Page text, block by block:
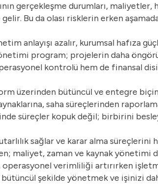
gerçekleşme durumları, maliyetler,
Bu da olası risklerin erken
anlayışı azalır, kurumsal hafıza
program; projelerin daha
kontrolü hem de finansal
üzerinden bütüncül ve entegre
saha süreçlerinden
süreçler kopuk değil; birbirini
sağlar ve karar alma süreçlerini
maliyet, zaman ve kaynak yönetimi
operasyonel verimliliği artırırken
şekilde yönetmek ve işinizi